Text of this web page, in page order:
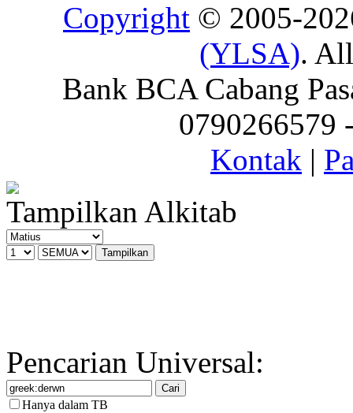
Copyright © 2005-
(YLSA).
Bank BCA Cabang
0790266579
Kontak |
Tampilkan Alkitab
Pencarian Universal:
Hanya dalam TB